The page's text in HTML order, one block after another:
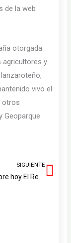
de la web
otorgada
agricultores y
vivo el
otros
Geoparque
SIGUIENTE